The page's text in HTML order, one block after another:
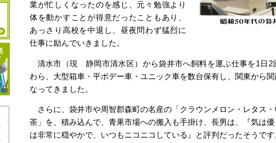
業が忙しくなったのを感じ、元々勉強より
体を動かすことが得意だったこともあり、
あっさり高校を中退し、昼夜問わず猛烈に
仕事に励んでいきました。
清水市（現 静岡市清水区）から袋井市へ飼料を運ぶ仕事を1日2
わら、大型箱車・平ボデー車・ユニック車を数台保有し、関東から
なってきました。
さらに、袋井市や周智郡森町の名産の「クラウンメロン・レタス
茶」を、積み込んで、青果市場への搬入も手掛け、長男は、『気は
は非常に穏やかで、いつもニコニコしている』と評判だったそうで